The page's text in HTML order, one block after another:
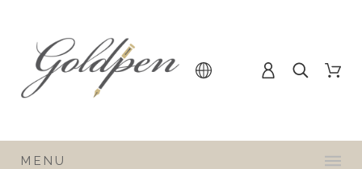
MENU